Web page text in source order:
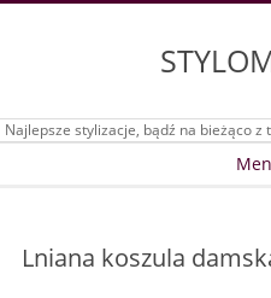
Najlepsze stylizacje, bądź na bieżąco
Lniana koszula